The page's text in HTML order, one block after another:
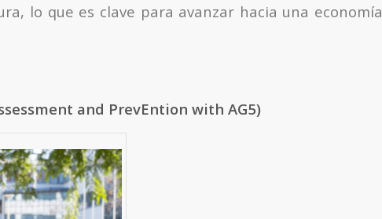
lo que es clave para avanzar hacia una economía
and PrevEntion with AG5)